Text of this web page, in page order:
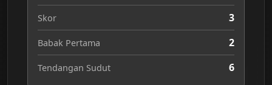
Skor 3
Babak Pertama 2
Tendangan Sudut 6